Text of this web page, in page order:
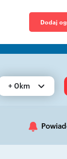
Dodaj
+ 0km